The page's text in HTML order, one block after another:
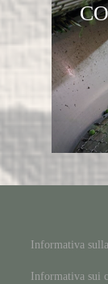
Informativa
Informativa sui